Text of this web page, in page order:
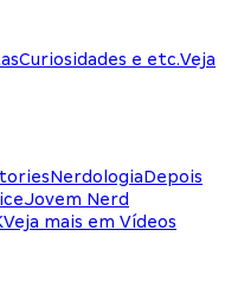
Curiosidades e etc.Veja
NerdologiaDepois
Jovem Nerd
Veja mais em Vídeos